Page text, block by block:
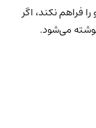
فراهم نکند، اگر
می‌شود.